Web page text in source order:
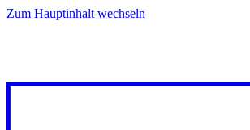
Zum Hauptinhalt wechseln